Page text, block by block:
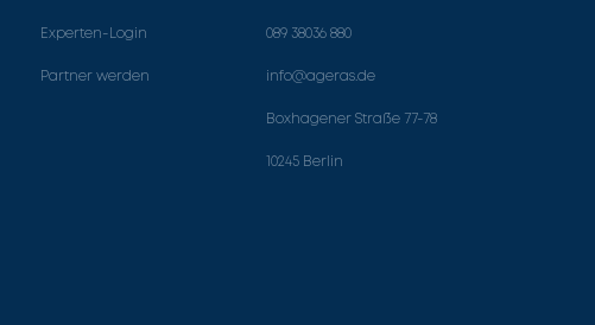
Experten-Login
Partner werden
089 38036 880
info@ageras.de
Boxhagener Straße 77-78
10245 Berlin